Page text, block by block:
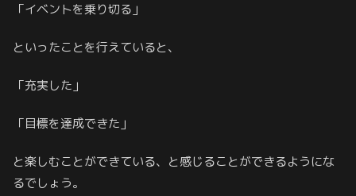
「イベントを乗り切る」
といったことを行えていると、
「充実した」
「目標を達成できた」
と楽しむことができている、と感じることができるようにな
るでしょう。